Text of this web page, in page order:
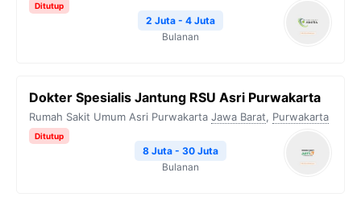
Ditutup
2 Juta - 4 Juta
Bulanan
Dokter Spesialis Jantung RSU Asri Purwakarta
Rumah Sakit Umum Asri Purwakarta Jawa Barat, Purwakarta
Ditutup
8 Juta - 30 Juta
Bulanan